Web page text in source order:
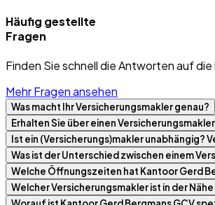
Häufig gestellte
Fragen
Finden Sie schnell die Antworten auf
Mehr Fragen ansehen
Was macht Ihr Versicherungsmakler genau?
Erhalten Sie über einen
Ist ein (Versicherungs)makler unabhängig?
Was ist der Unterschied zwischen einem
Welche Öffnungszeiten hat Kantoor Gerd
Welcher Versicherungsmakler ist in der Nähe